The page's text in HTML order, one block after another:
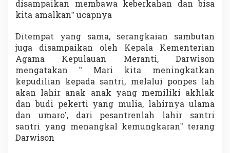
disampaikan membawa keberkahan dan bisa
kita amalkan” ucapnya
Ditempat yang sama, serangkaian sambutan
juga disampaikan oleh Kepala Kementerian
Agama Kepulauan Meranti, Darwison
mengatakan ” Mari kita meningkatkan
kepudilian kepada santri, melalui ponpes lah
akan lahir anak anak yang memiliki akhlak
dan budi pekerti yang mulia, lahirnya ulama
dan umaro’, dari pesantrenlah lahir santri
santri yang menangkal kemungkaran” terang
Darwison